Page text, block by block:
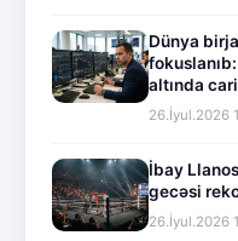
Dünya
altında
26.İyul.2026
İbay
gecəsi
26.İyul.2026